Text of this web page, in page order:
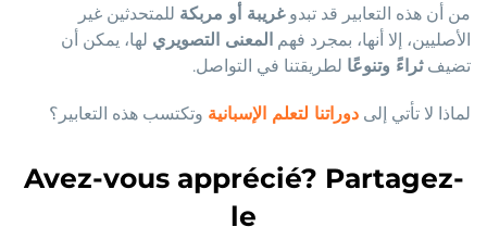
من أن هذه التعابير قد تبدو غريبة أو مربكةللمتحدثين غير
الأصليين، إلا أنها، بمجرد فهم المعنى التصويريلها، يمكن أن
تضيف ثراءً وتنوعًالطريقتنا في التواصل.
لماذا لا تأتي إلى دوراتنا لتعلم الإسبانيةوتكتسب هذه التعابير؟
Avez-vous apprécié? Partagez-
le